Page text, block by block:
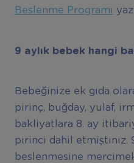
Beslenme Programı
9 ayl ık bebek hangi
Bebeğinize ek gıda
pirinç, buğday, yulaf,
bakliyatlara 8. ay
pirinci dahil etmiştiniz.
beslenmesine